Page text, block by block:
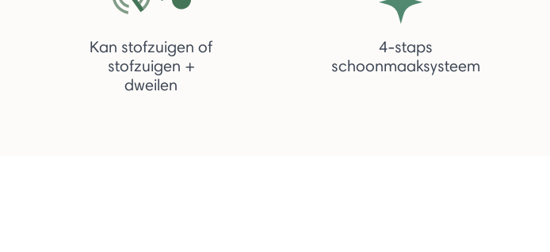
Kan stofzuigen of
stofzuigen +
dweilen
4-staps
schoonmaaksysteem